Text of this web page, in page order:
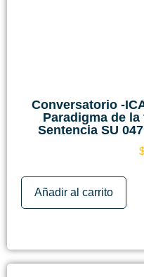
Conversatorio -
Paradigma de
Sentencia SU
$
Añadir al carrito